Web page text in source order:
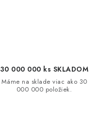
30 000 000 ks SKLADOM
Máme na sklade viac ako 30
000 000 položiek.